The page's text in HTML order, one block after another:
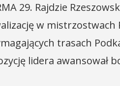
29. Rajdzie
w mistrzostwach
trasach
lidera